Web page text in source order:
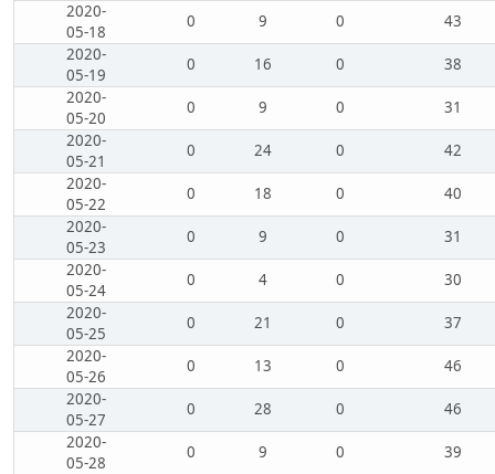
2020-
05-18
0 9 0
43
2020-
05-19
0 16 0
38
2020-
05-20
0 9 0
31
2020-
05-21
0 24 0
42
2020-
05-22
0 18 0
40
2020-
05-23
0 9 0
31
2020-
05-24
0 4 0
30
2020-
05-25
0 21 0
37
2020-
05-26
0 13 0
46
2020-
05-27
0 28 0
46
2020-
05-28
0 9 0
39